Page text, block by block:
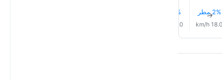
2% مطر↑
18.0 km/h
1% مطر
17.0 km/h